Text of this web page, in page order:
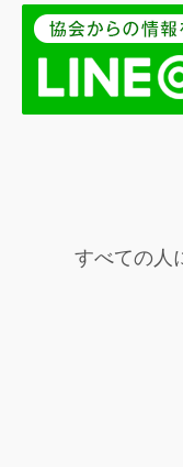
すべての人